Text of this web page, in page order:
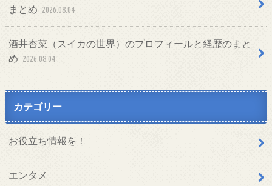
まとめ 2026.08.04
酒井杏菜（スイカの世界）のプロフィールと経歴のまと
め 2026.08.04
カテゴリー
お役立ち情報を！
エンタメ